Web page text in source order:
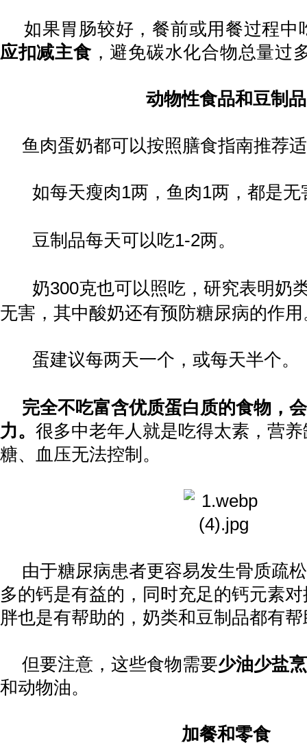
如果胃肠较好，餐前或用餐过程中
应扣减主食，避免碳水化合物总量过
动物性食品和豆制品
鱼肉蛋奶都可以按照膳食指南推荐
如每天瘦肉1两，鱼肉1两，都是无
豆制品每天可以吃1-2两。
奶300克也可以照吃，研究表明奶
无害，其中酸奶还有预防糖尿病的作用
蛋建议每两天一个，或每天半个。
完全不吃富含优质蛋白质的食物，
力。 很多中老年人就是吃得太素，营
糖、血压无法控制。
由于糖尿病患者更容易发生骨质疏
多的钙是有益的，同时充足的钙元素
胖也是有帮助的，奶类和豆制品都有
但要注意，这些食物需要少油少盐
和动物油。
加餐和零食